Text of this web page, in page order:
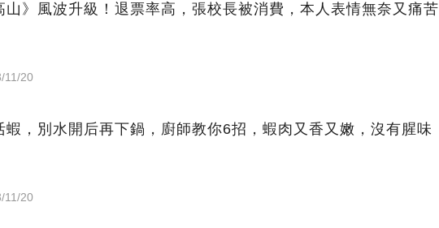
山》風波升級！退票率高，張校長被消費，本人表情無奈又痛苦
11/20
蝦，別水開后再下鍋，廚師教你6招，蝦肉又香又嫩，沒有腥味
11/20